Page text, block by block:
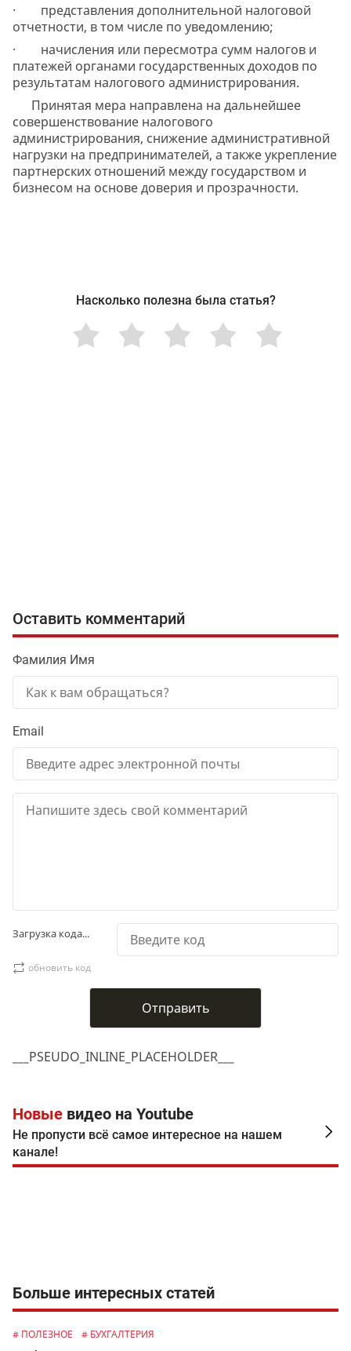
· представления дополнительной налоговой
отчетности, в том числе по уведомлению;
· начисления или пересмотра сумм налогов и
платежей органами государственных доходов по
результатам налогового администрирования.
Принятая мера направлена на дальнейшее
совершенствование налогового
администрирования, снижение административной
нагрузки на предпринимателей, а также укрепление
партнерских отношений между государством и
бизнесом на основе доверия и прозрачности.
Насколько полезна была статья?
___PSEUDO_INLINE_PLACEHOLDER___
Оставить комментарий
Фамилия Имя
Email
Загрузка кода...
обновить код
Новые видео на Youtube
Не пропусти всё самое интересное на нашем
канале!
Больше интересных статей
# ПОЛЕЗНОЕ # БУХГАЛТЕРИЯ